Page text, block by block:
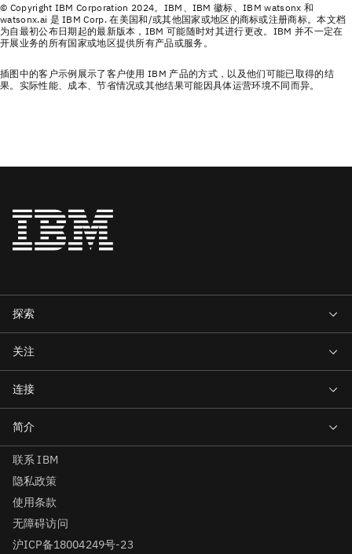
© Copyright IBM Corporation 2024。IBM、IBM 徽标、IBM watsonx 和
watsonx.ai 是 IBM Corp. 在美国和/或其他国家或地区的商标或注册商标。本文档
为自最初公布日期起的最新版本，IBM 可能随时对其进行更改。IBM 并不一定在
开展业务的所有国家或地区提供所有产品或服务。
插图中的客户示例展示了客户使用 IBM 产品的方式，以及他们可能已取得的结
果。实际性能、成本、节省情况或其他结果可能因具体运营环境不同而异。
联系 IBM
隐私政策
使用条款
无障碍访问
沪ICP备18004249号-23